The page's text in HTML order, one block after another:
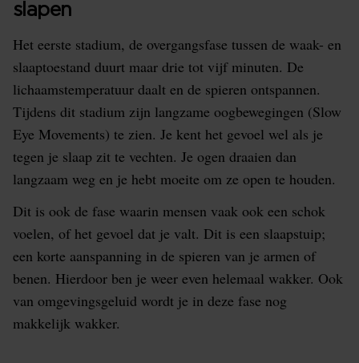
slapen
Het eerste stadium, de overgangsfase tussen de waak- en
slaaptoestand duurt maar drie tot vijf minuten. De
lichaamstemperatuur daalt en de spieren ontspannen.
Tijdens dit stadium zijn langzame oogbewegingen (Slow
Eye Movements) te zien. Je kent het gevoel wel als je
tegen je slaap zit te vechten. Je ogen draaien dan
langzaam weg en je hebt moeite om ze open te houden.
Dit is ook de fase waarin mensen vaak ook een schok
voelen, of het gevoel dat je valt. Dit is een slaapstuip;
een korte aanspanning in de spieren van je armen of
benen. Hierdoor ben je weer even helemaal wakker. Ook
van omgevingsgeluid wordt je in deze fase nog
makkelijk wakker.